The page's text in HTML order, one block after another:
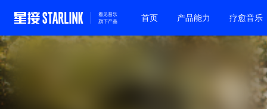
首页 产品能力 疗愈音乐